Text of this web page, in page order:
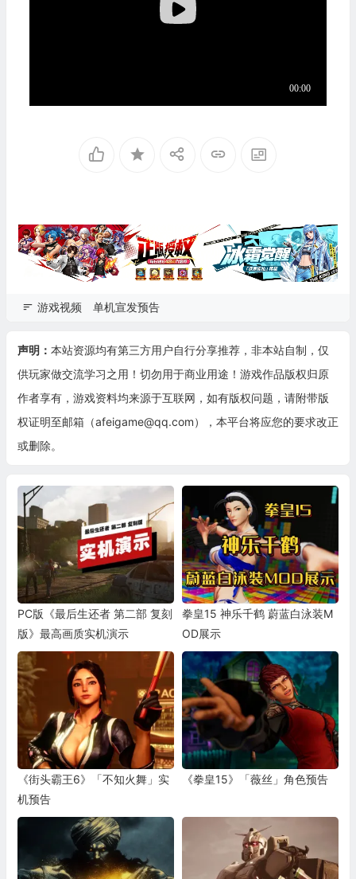
游戏视频 单机宣发预告
声明： 本站资源均有第三方用户自行分享推荐，非本站自制，仅
供玩家做交流学习之用！切勿用于商业用途！游戏作品版权归原
作者享有，游戏资料均来源于互联网，如有版权问题，请附带版
权证明至邮箱（afeigame@qq.com），本平台将应您的要求改正
或删除。
PC版《最后生还者 第二部 复刻
版》最高画质实机演示
拳皇15 神乐千鹤 蔚蓝白泳装M
OD展示
《街头霸王6》「不知火舞」实
机预告
《拳皇15》「薇丝」角色预告